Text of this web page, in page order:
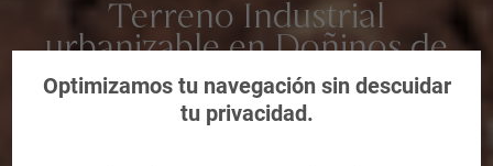
Terreno Industrial
urbanizable en Doñinos de
Salamanca, Salamanca
Optimizamos tu navegación sin descuidar
tu privacidad.